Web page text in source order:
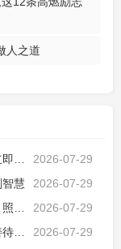
人之道
2026-07-29
2026-07-29
智慧
2026-07-29
2026-07-29